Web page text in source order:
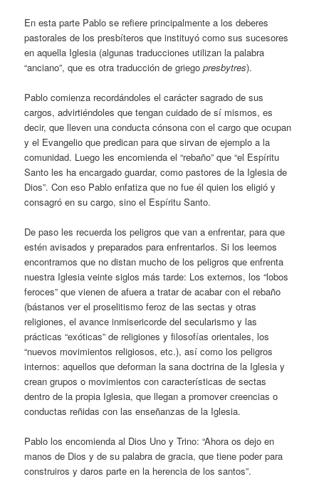
En esta parte Pablo se refiere principalmente a los deberes
pastorales de los presbíteros que instituyó como sus sucesores
en aquella Iglesia (algunas traducciones utilizan la palabra
“anciano”, que es otra traducción de griegopresbytres).
Pablo comienza recordándoles el carácter sagrado de sus
cargos, advirtiéndoles que tengan cuidado de sí mismos, es
decir, que lleven una conducta cónsona con el cargo que ocupan
y el Evangelio que predican para que sirvan de ejemplo a la
comunidad. Luego les encomienda el “rebaño” que “el Espíritu
Santo les ha encargado guardar, como pastores de la Iglesia de
Dios”. Con eso Pablo enfatiza que no fue él quien los eligió y
consagró en su cargo, sino el Espíritu Santo.
De paso les recuerda los peligros que van a enfrentar, para que
estén avisados y preparados para enfrentarlos. Si los leemos
encontramos que no distan mucho de los peligros que enfrenta
nuestra Iglesia veinte siglos más tarde: Los externos, los “lobos
feroces” que vienen de afuera a tratar de acabar con el rebaño
(bástanos ver el proselitismo feroz de las sectas y otras
religiones, el avance inmisericorde del secularismo y las
prácticas “exóticas” de religiones y filosofías orientales, los
“nuevos movimientos religiosos, etc.), así como los peligros
internos: aquellos que deforman la sana doctrina de la Iglesia y
crean grupos o movimientos con características de sectas
dentro de la propia Iglesia, que llegan a promover creencias o
conductas reñidas con las enseñanzas de la Iglesia.
Pablo los encomienda al Dios Uno y Trino: “Ahora os dejo en
manos de Dios y de su palabra de gracia, que tiene poder para
construiros y daros parte en la herencia de los santos”.